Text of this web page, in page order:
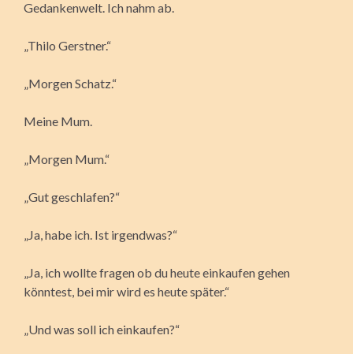
Gedankenwelt. Ich nahm ab.
„Thilo Gerstner.“
„Morgen Schatz.“
Meine Mum.
„Morgen Mum.“
„Gut geschlafen?“
„Ja, habe ich. Ist irgendwas?“
„Ja, ich wollte fragen ob du heute einkaufen gehen
könntest, bei mir wird es heute später.“
„Und was soll ich einkaufen?“